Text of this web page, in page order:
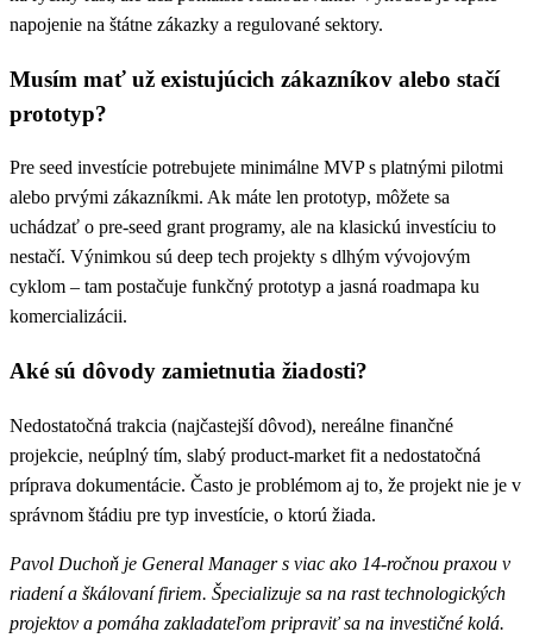
napojenie na štátne zákazky a regulované sektory.
Musím mať už existujúcich zákazníkov alebo stačí
prototyp?
Pre seed investície potrebujete minimálne MVP s platnými pilotmi
alebo prvými zákazníkmi. Ak máte len prototyp, môžete sa
uchádzať o pre-seed grant programy, ale na klasickú investíciu to
nestačí. Výnimkou sú deep tech projekty s dlhým vývojovým
cyklom – tam postačuje funkčný prototyp a jasná roadmapa ku
komercializácii.
Aké sú dôvody zamietnutia žiadosti?
Nedostatočná trakcia (najčastejší dôvod), nereálne finančné
projekcie, neúplný tím, slabý product-market fit a nedostatočná
príprava dokumentácie. Často je problémom aj to, že projekt nie je v
správnom štádiu pre typ investície, o ktorú žiada.
Pavol Duchoň je General Manager s viac ako 14-ročnou praxou v
riadení a škálovaní firiem. Špecializuje sa na rast technologických
projektov a pomáha zakladateľom pripraviť sa na investičné kolá.